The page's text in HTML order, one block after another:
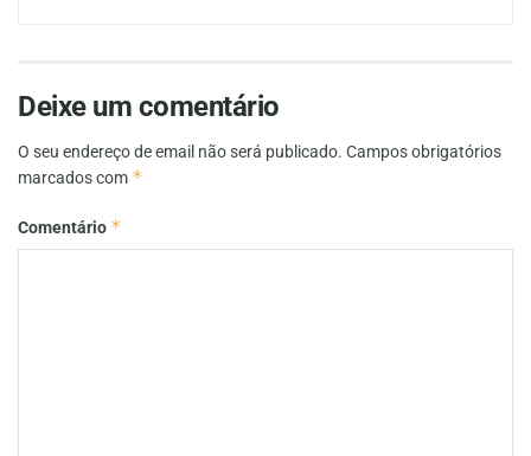
Deixe um comentário
O seu endereço de email não será publicado. Campos obrigatórios
marcados com *
Comentário *